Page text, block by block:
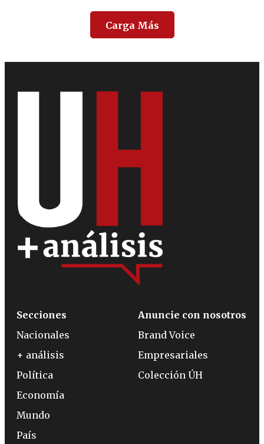
Carga Más
Secciones
Nacionales
+ análisis
Política
Economía
Mundo
País
Anuncie con nosotros
Brand Voice
Empresariales
Colección ÚH